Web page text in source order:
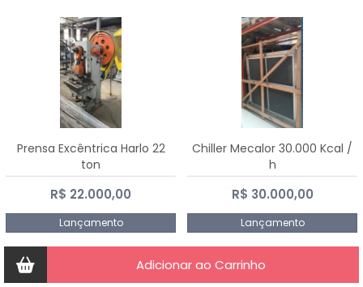
Prensa Excêntrica Harlo 22
ton
R$ 22.000,00
Lançamento
Chiller Mecalor 30.000 Kcal /
h
R$ 30.000,00
Lançamento
Adicionar ao Carrinho